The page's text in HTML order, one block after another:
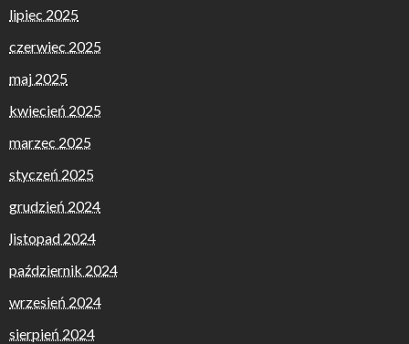
lipiec 2025
czerwiec 2025
maj 2025
kwiecień 2025
marzec 2025
styczeń 2025
grudzień 2024
listopad 2024
październik 2024
wrzesień 2024
sierpień 2024